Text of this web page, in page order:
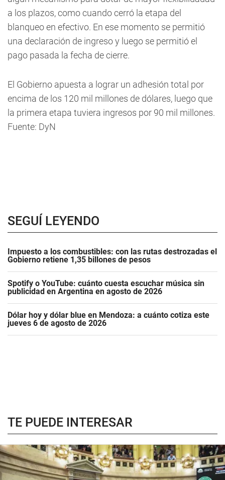
a los plazos, como cuando cerró la etapa del
blanqueo en efectivo. En ese momento se permitió
una declaración de ingreso y luego se permitió el
pago pasada la fecha de cierre.
El Gobierno apuesta a lograr un adhesión total por
encima de los 120 mil millones de dólares, luego que
la primera etapa tuviera ingresos por 90 mil millones.
Fuente: DyN
SEGUÍ LEYENDO
Impuesto a los combustibles: con las rutas destrozadas el
Gobierno retiene 1,35 billones de pesos
Spotify o YouTube: cuánto cuesta escuchar música sin
publicidad en Argentina en agosto de 2026
Dólar hoy y dólar blue en Mendoza: a cuánto cotiza este
jueves 6 de agosto de 2026
TE PUEDE INTERESAR